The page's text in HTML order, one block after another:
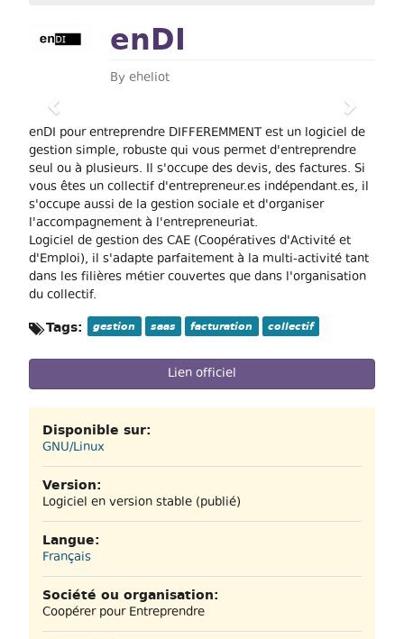
enDI
By eheliot
Previous Next
enDI pour entreprendre DIFFEREMMENT est un logiciel de
gestion simple, robuste qui vous permet d'entreprendre
seul ou à plusieurs. Il s'occupe des devis, des factures. Si
vous êtes un collectif d'entrepreneur.es indépendant.es, il
s'occupe aussi de la gestion sociale et d'organiser
l'accompagnement à l'entrepreneuriat.
Logiciel de gestion des CAE (Coopératives d'Activité et
d'Emploi), il s'adapte parfaitement à la multi-activité tant
dans les filières métier couvertes que dans l'organisation
du collectif.
Tags: gestion saas facturation collectif
Lien officiel
Disponible sur:
GNU/Linux
Version:
Logiciel en version stable (publié)
Langue:
Français
Société ou organisation:
Coopérer pour Entreprendre